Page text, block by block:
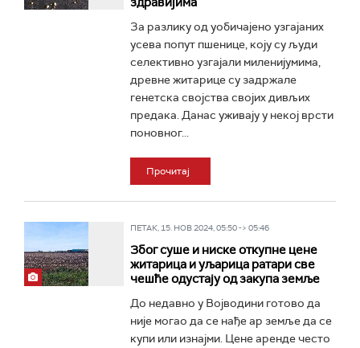
За разлику од уобичајено узгајаних
усева попут пшенице, коју су људи
селективно узгајали миленијумима,
древне житарице су задржале
генетска својства својих дивљих
предака. Данас уживају у некој врсти
поновног...
Прочитај
ПЕТАК, 15. НОВ 2024, 05:50 -> 05:46
Због суше и ниске откупне цене
житарица и уљарица ратари све
чешће одустају од закупа земље
До недавно у Војводини готово да
није могао да се нађе ар земље да се
купи или изнајми. Цене аренде често